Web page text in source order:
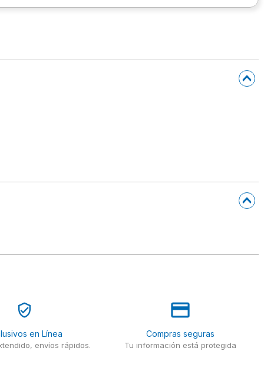
en Línea
envíos rápidos.
Compras seguras
Tu información está protegida